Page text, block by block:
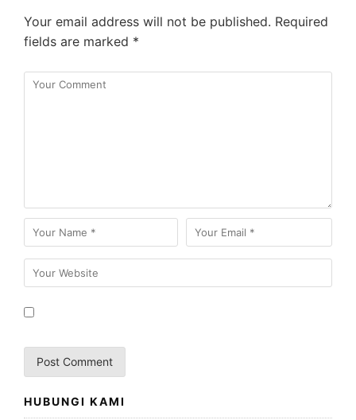
Your email address will not be published. Required
fields are marked *
HUBUNGI KAMI